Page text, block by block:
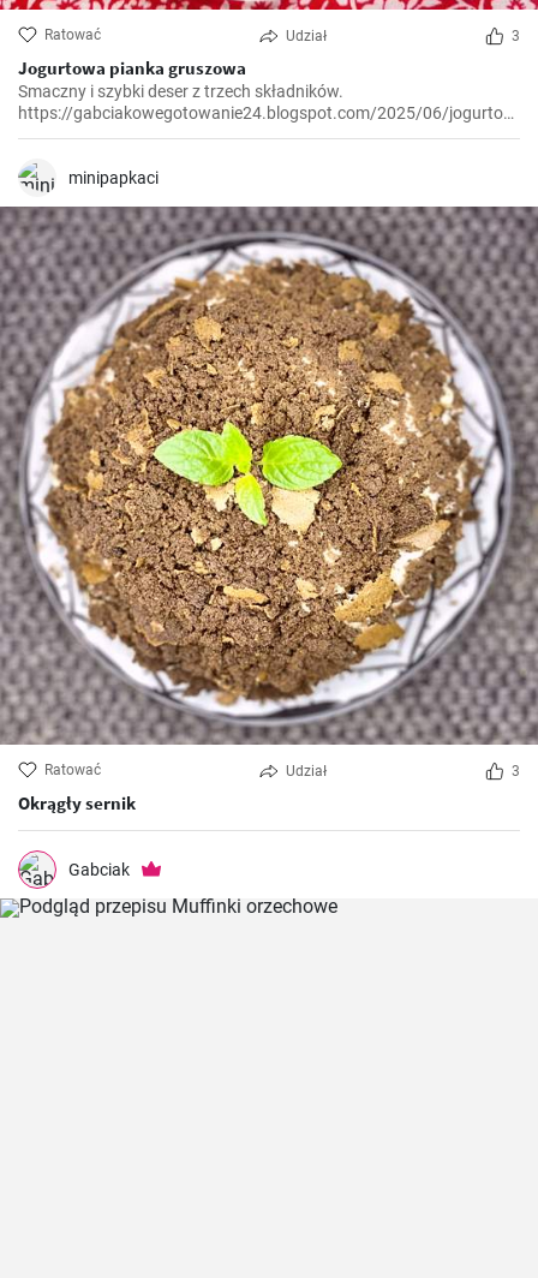
Ratować Udział 3
Jogurtowa pianka gruszowa
Smaczny i szybki deser z trzech składników.
https://gabciakowegotowanie24.blogspot.com/2025/06/jogurtowa-
pianka-gruszowa.html
minipapkaci
Ratować Udział 3
Okrągły sernik
Gabciak